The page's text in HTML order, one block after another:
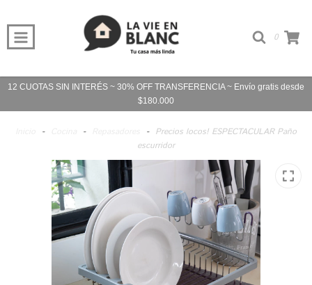
0
12 CUOTAS SIN INTERÉS ~ 30% OFF TRANSFERENCIA ~ Envío gratis desde
$180.000
- - - Precios locos! ESPECTACULAR Paño
escurridor